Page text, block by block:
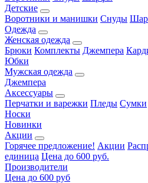
Детские
Воротники и манишки Снуды
Одежда
Женская одежда
Брюки Комплекты Джемпера
Юбки
Мужская одежда
Джемпера
Аксессуары
Перчатки и варежки Пледы Сумки
Носки
Новинки
Акции
Горячее предложение! Акции
единица Цена до 600 руб.
Производители
Цена до 600 руб